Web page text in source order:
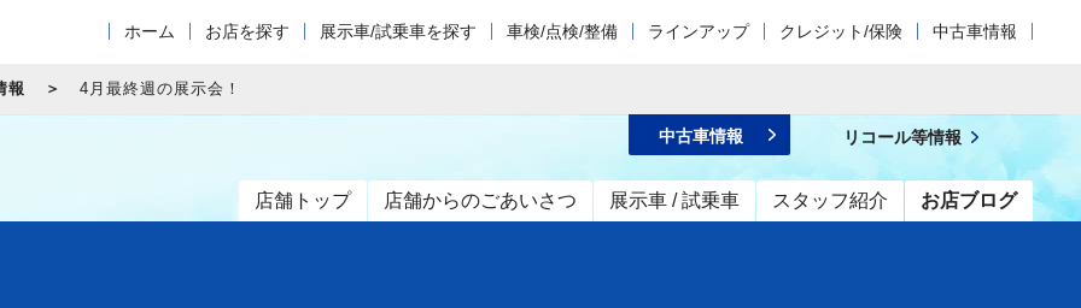
ホーム お店を探す 展示車/試乗車を探す 車検/点検/整備 ラインアップ クレジット/保険 中古車情報
報 4月最終週の展示会！
店舗トップ 店舗からのごあいさつ 展示車 / 試乗車 スタッフ紹介 お店ブログ
中古車情報 リコール等情報